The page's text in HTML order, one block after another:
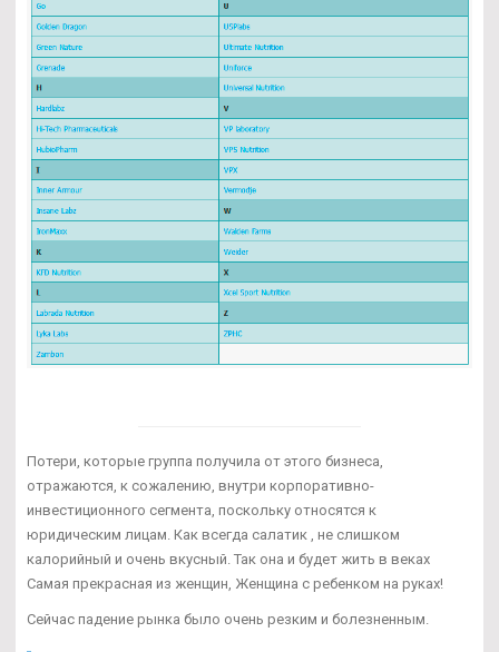
Потери, которые группа получила от этого бизнеса,
отражаются, к сожалению, внутри корпоративно-
инвестиционного сегмента, поскольку относятся к
юридическим лицам. Как всегда салатик , не слишком
калорийный и очень вкусный. Так она и будет жить в веках
Самая прекрасная из женщин, Женщина с ребенком на руках!
Сейчас падение рынка было очень резким и болезненным.